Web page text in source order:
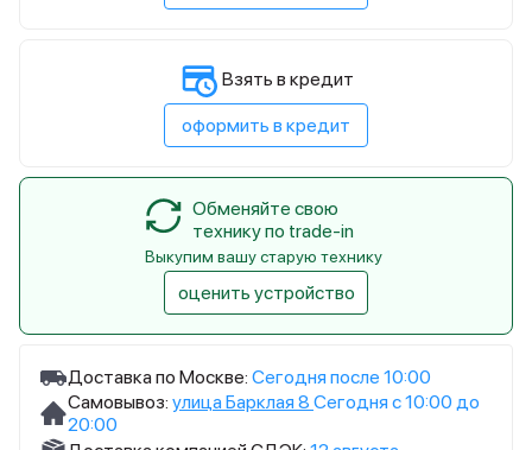
Доставка по Москве: Сегодня после 10:00
Самовывоз: улица Барклая 8 Сегодня с 10:00 до
20:00
Взять в кредит
оформить в кредит
Обменяйте свою
технику по trade-in
Выкупим вашу старую технику
оценить устройство